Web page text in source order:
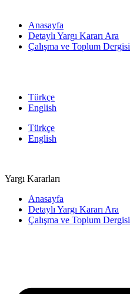
Anasayfa
Detaylı Yargı Kararı Ara
Çalışma ve Toplum Dergisi
Türkçe
English
Türkçe
English
Yargı Kararları
Anasayfa
Detaylı Yargı Kararı Ara
Çalışma ve Toplum Dergisi